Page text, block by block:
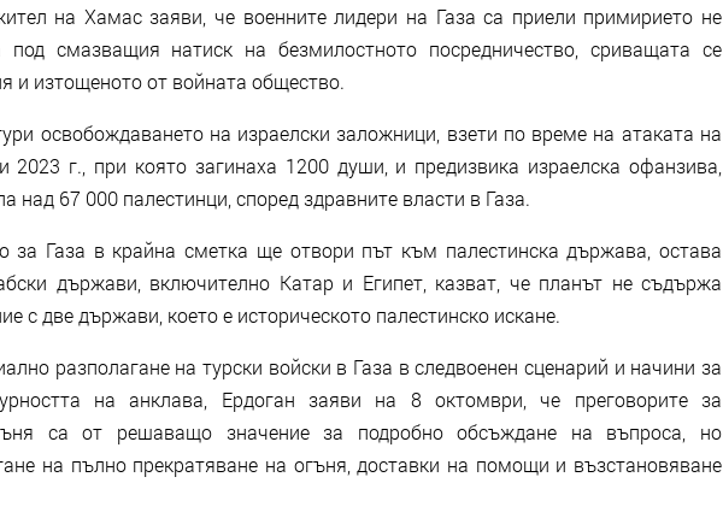
на Хамас заяви, че военните лидери на Газа са приели примирието не
под смазващия натиск на безмилостното посредничество, сриващата се
и изтощеното от войната общество.
освобождаването на израелски заложници, взети по време на атаката на
г., при която загинаха 1200 души, и предизвика израелска офанзива,
над 67 000 палестинци, според здравните власти в Газа.
за Газа в крайна сметка ще отвори път към палестинска държава, остава
държави, включително Катар и Египет, казват, че планът не съдържа
с две държави, което е историческото палестинско искане.
разполагане на турски войски в Газа в следвоенен сценарий и начини за
на анклава, Ердоган заяви на 8 октомври, че преговорите за
са от решаващо значение за подробно обсъждане на въпроса, но
на пълно прекратяване на огъня, доставки на помощи и възстановяване